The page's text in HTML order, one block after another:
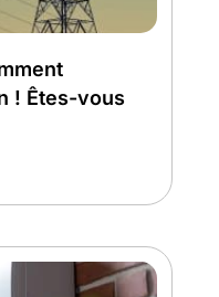
! Êtes-vous